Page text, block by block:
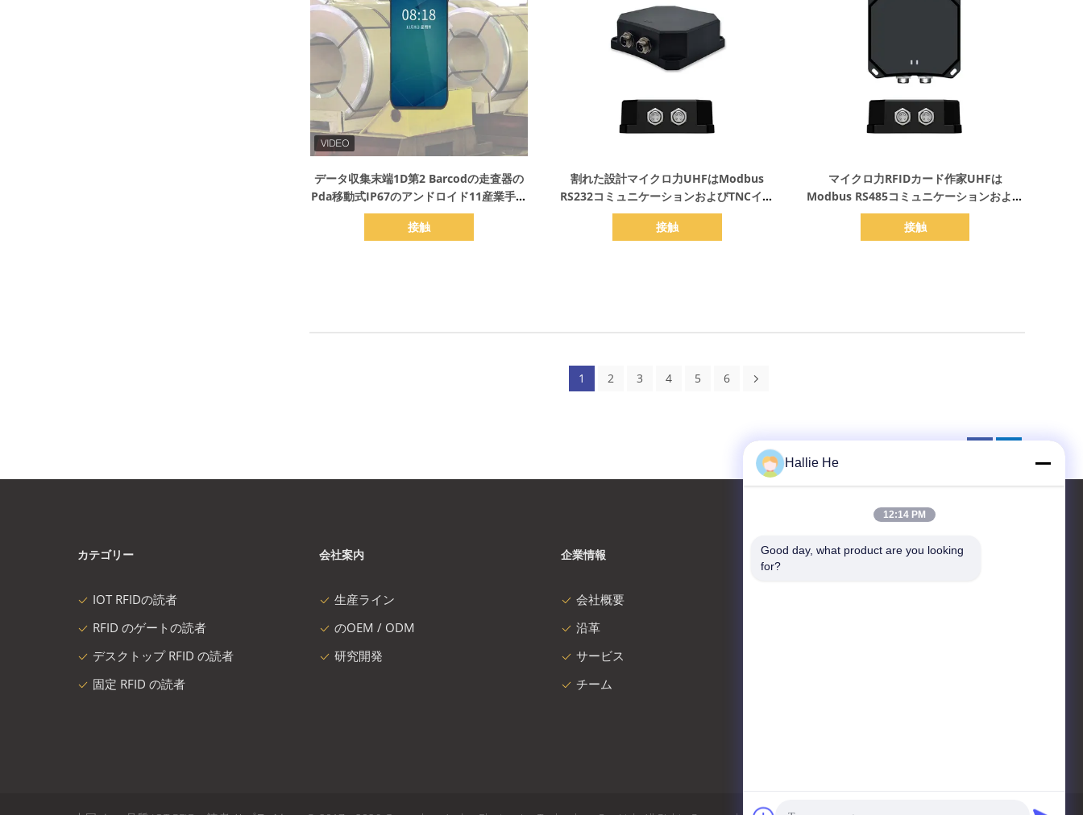
データ収集末端1D第2 Barcodの走査器の
Pda移動式IP67のアンドロイド11産業手持
ち型の険しいPDA
接触
割れた設計マイクロ力UHFはModbus
RS232コミュニケーションおよびTNCイン
ターフェイスを持つRFIDの読者を修理した
接触
マイクロ力RFIDカード作家UHFは
Modbus RS485コミュニケーションおよび
TNCインターフェイスIP67を持つ読者を裂
いた
接触
1 2 3 4 5 6
カテゴリー
IOT RFIDの読者
RFID のゲートの読者
デスクトップ RFID の読者
固定 RFID の読者
会社案内
生産ライン
のOEM / ODM
研究開発
企業情報
会社概要
沿革
サービス
チーム
お問い合わせ
Hallie He
12:14 PM
Good day, what product are you looking
for?